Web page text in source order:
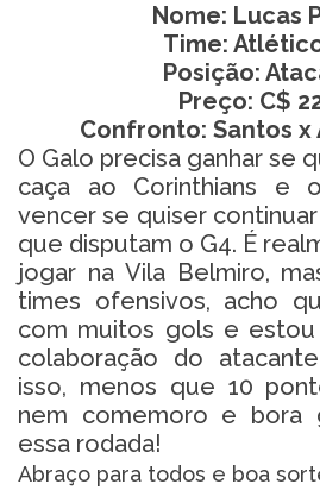
Nome: Lucas
Time:
Posição:
Preço: C$
Confronto: Santos x
O Galo precisa ganhar se
caça ao Corinthians e
vencer se quiser
que disputam o G4. É
jogar na Vila Belmiro,
times ofensivos, acho
com muitos gols e
colaboração do
isso, menos que 10
nem comemoro e bora
essa rodada!
Abraço para todos e boa